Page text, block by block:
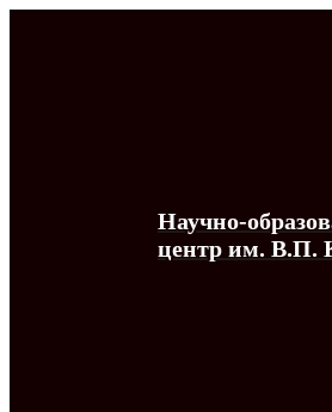
Научно-
центр им. В.П.